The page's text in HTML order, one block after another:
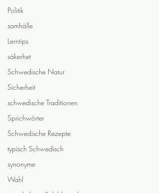
Politik
samhälle
Lerntips
säkerhet
Schwedische Natur
Sicherheit
schwedische Traditionen
Sprichwörter
Schwedische Rezepte
typisch Schwedisch
synonyme
Wahl